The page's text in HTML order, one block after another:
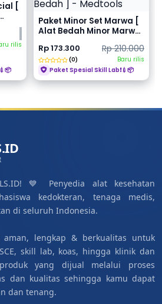
[
rilis
Paket Minor Set Marwa [
Alat Bedah Minor Marwa
Rp 173.300 Rp 210.000
(0)
Baru rilis
Paket Spesial Skill Lab❗💉📦
💙 Penyedia alat kesehatan
kedokteran, tenaga medis,
di seluruh Indonesia.
aman, lengkap & berkualitas untuk
skill lab, koas, hingga klinik dan
yang dijual melalui proses
dan kualitas sehingga kamu dapat
dan tenang.